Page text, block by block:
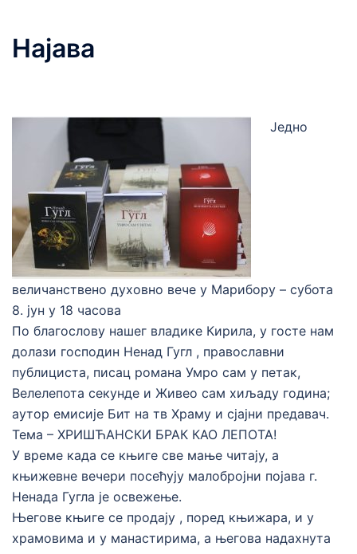
Најава
Једно
величанствено духовно вече у Марибору – субота
8. јун у 18 часова
По благослову нашег владике Кирила, у госте нам
долази господин Ненад Гугл , православни
публициста, писац романа Умро сам у петак,
Велелепота секунде и Живео сам хиљаду година;
аутор емисије Бит на тв Храму и сјајни предавач.
Тема – ХРИШЋАНСКИ БРАК КАО ЛЕПОТА!
У време када се књиге све мање читају, а
књижевне вечери посећују малобројни појава г.
Ненада Гугла је освежење.
Његове књиге се продају , поред књижара, и у
храмовима и у манастирима, а његова надахнута